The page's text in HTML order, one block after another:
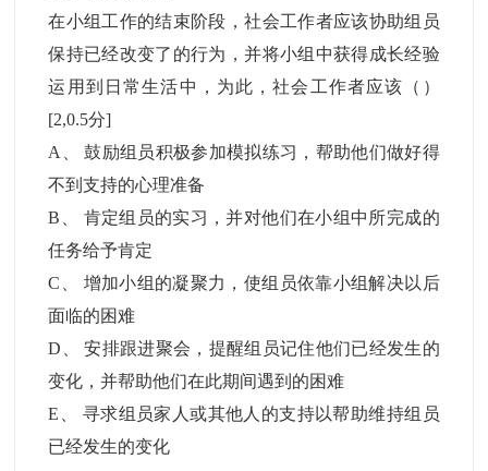
在小组工作的结束阶段，社会工作者应该协助组员
保持已经改变了的行为，并将小组中获得成长经验
运用到日常生活中，为此，社会工作者应该（）
[2,0.5分]
A
、鼓励组员积极参加模拟练习，帮助他们做好得
不到支持的心理准备
B
肯定组员的实习，并对他们在小组中所完成的
任务给予肯定
C
增加小组的凝聚力，使组员依靠小组解决以后
面临的困难
D 、安排跟进聚会，提醒组员记住他们已经发生的
变化，并帮助他们在此期间遇到的困难
E
寻求组员家人或其他人的支持以帮助维持组员
已经发生的变化